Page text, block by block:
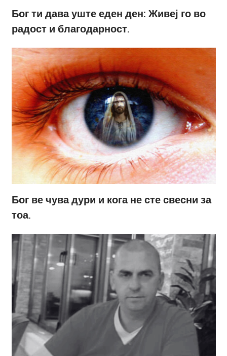
Бог ти дава уште еден ден: Живеј го во
радост и благодарност.
Бог ве чува дури и кога не сте свесни за
тоа.